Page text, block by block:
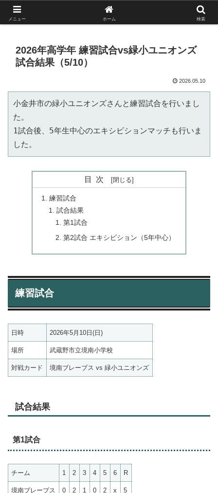
がんばれ！フルスイング！境南ブレーブス！
2026年高学年 練習試合vs緑小ユニオンズ
試合結果（5/10）
2026.05.10
小金井市の緑小ユニオンズさんと練習試合を行いまし
た。
1試合後、5年生中心のエキシビションマッチも行いま
した。
目次
練習試合
試合結果
第1試合
第2試合 エキシビション（5年中心）
練習試合
日時 2026年5月10日(日)
場所 武蔵野市立境南小学校
対戦カード 境南ブレーブス vs 緑小ユニオンズ
試合結果
第1試合
チーム 1 2 3 4 5 6 R
境南ブレーブス 0 2 1 0 2 x 5
メニュー ホーム 検索